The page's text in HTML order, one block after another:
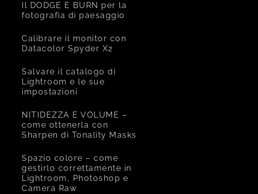
Il DODGE E BURN per la
fotografia di paesaggio
Calibrare il monitor con
Datacolor Spyder X2
Salvare il catalogo di
Lightroom e le sue
impostazioni
NITIDEZZA E VOLUME –
come ottenerla con
Sharpen di Tonality Masks
Spazio colore – come
gestirlo correttamente in
Lightroom, Photoshop e
Camera Raw